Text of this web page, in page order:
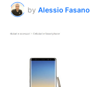
by Alessio Fasano